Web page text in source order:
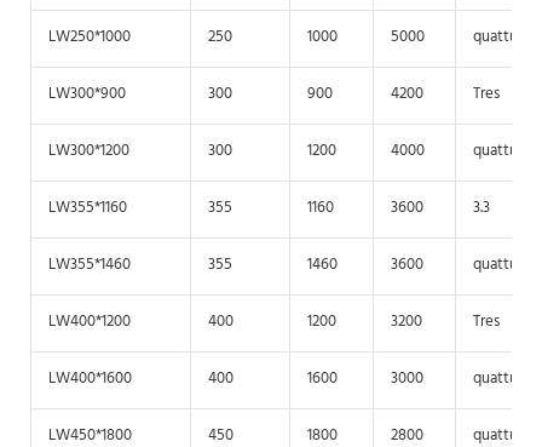
LW250*1000 250 1000 5000 quattuor
LW300*900 300 900 4200 Tres
LW300*1200 300 1200 4000 quattuor
LW355*1160 355 1160 3600 3.3
LW355*1460 355 1460 3600 quattuor
LW400*1200 400 1200 3200 Tres
LW400*1600 400 1600 3000 quattuor
LW450*1800 450 1800 2800 quattuor